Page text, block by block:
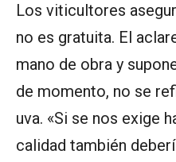
Los viticultores
no es gratuita. El
mano de obra y
de momento, no se
uva. «Si se nos exige
calidad también